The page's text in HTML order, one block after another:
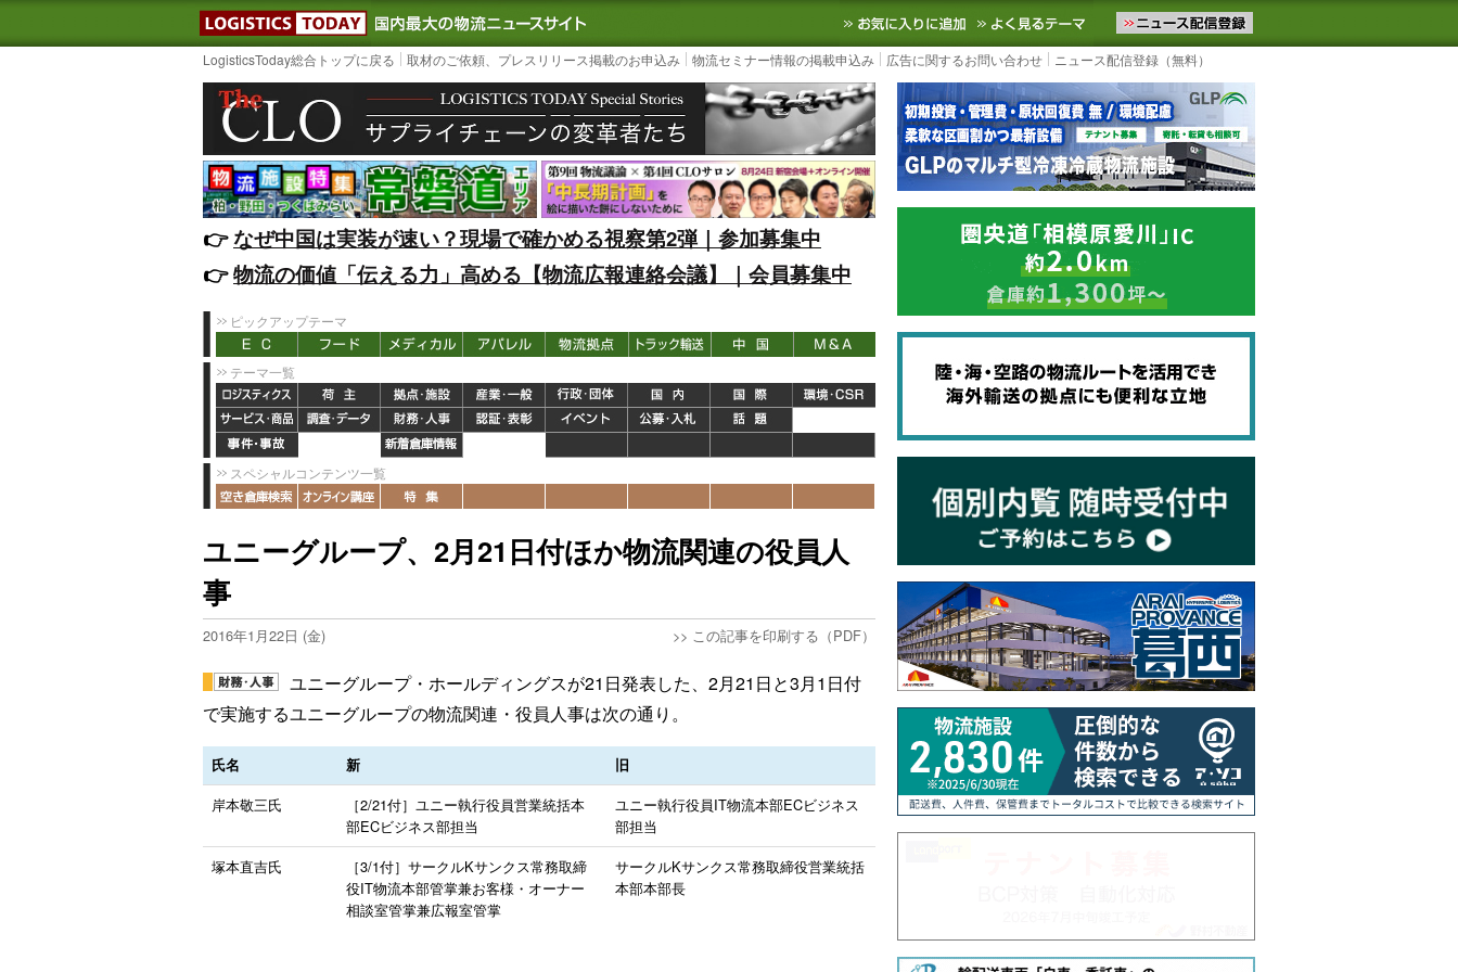
LOGISTICS TODAY｜国内最大の物流ニュースサイト3PL, SCMなど国内外の最新の物流ニュースをお届けします。物流ニュースメール配信を登録す
お気に入りに追加 よく見るテーマ
LogisticsToday総合トップに戻る 取材のご依頼、プレスリリース掲載のお申込み 物流セミナー情報の掲載申込み 広告に関するお問い合わせ ニュース配信登録（無料）
👉️なぜ中国は実装が速い？現場で確かめる視察第2弾｜参加募集中
👉️物流の価値「伝える力」高める【物流広報連絡会議】｜会員募集中
ピックアップテーマ
テーマ一覧
スペシャルコンテンツ一覧
ユニーグループ、2月21日付ほか物流関連の役員人
事
2016年1月22日 (金) >> この記事を印刷する（PDF）
ユニーグループ・ホールディングスが21日発表した、2月21日と3月1日付
で実施するユニーグループの物流関連・役員人事は次の通り。
氏名 新 旧
岸本敬三氏
［2/21付］ユニー執行役員営業統括本
部ECビジネス部担当
ユニー執行役員IT物流本部ECビジネス
部担当
塚本直吉氏
［3/1付］サークルKサンクス常務取締
役IT物流本部管掌兼お客様・オーナー
相談室管掌兼広報室管掌
サークルKサンクス常務取締役営業統括
本部本部長